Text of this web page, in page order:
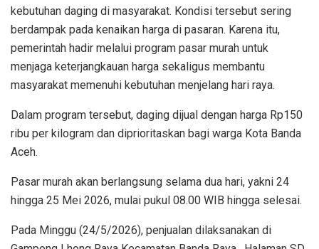
kebutuhan daging di masyarakat. Kondisi tersebut sering
berdampak pada kenaikan harga di pasaran. Karena itu,
pemerintah hadir melalui program pasar murah untuk
menjaga keterjangkauan harga sekaligus membantu
masyarakat memenuhi kebutuhan menjelang hari raya.
Dalam program tersebut, daging dijual dengan harga Rp150
ribu per kilogram dan diprioritaskan bagi warga Kota Banda
Aceh.
Pasar murah akan berlangsung selama dua hari, yakni 24
hingga 25 Mei 2026, mulai pukul 08.00 WIB hingga selesai.
Pada Minggu (24/5/2026), penjualan dilaksanakan di